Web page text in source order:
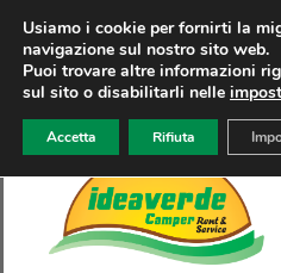
Usiamo i cookie per fornirti la
navigazione sul nostro sito web.
Puoi trovare altre informazioni
sul sito o disabilitarli nelle
Accetta Rifiuta